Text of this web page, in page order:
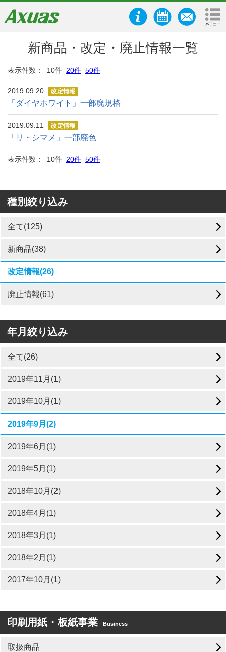
新商品・改定・廃止情報一覧
表示件数： 10件 20件 50件
2019.09.20 改定情報
「ダイヤホワイト」一部廃規格
2019.09.11 改定情報
「リ・シマメ」一部廃色
表示件数： 10件 20件 50件
種別絞り込み
全て(125)
新商品(38)
改定情報(26)
廃止情報(61)
年月絞り込み
全て(26)
2019年11月(1)
2019年10月(1)
2019年9月(2)
2019年6月(1)
2019年5月(1)
2018年10月(2)
2018年4月(1)
2018年3月(1)
2018年2月(1)
2017年10月(1)
印刷用紙・板紙事業 Business
取扱商品